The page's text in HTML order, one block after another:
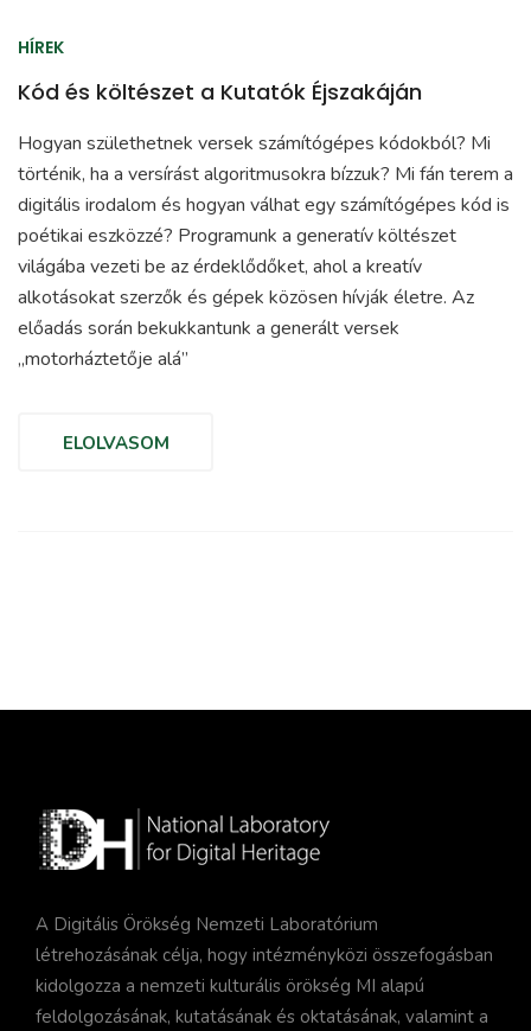
HÍREK
Kód és költészet a Kutatók Éjszakáján
Hogyan születhetnek versek számítógépes kódokból? Mi
történik, ha a versírást algoritmusokra bízzuk? Mi fán terem a
digitális irodalom és hogyan válhat egy számítógépes kód is
poétikai eszközzé? Programunk a generatív költészet
világába vezeti be az érdeklődőket, ahol a kreatív
alkotásokat szerzők és gépek közösen hívják életre. Az
előadás során bekukkantunk a generált versek
„motorháztetője alá”
ELOLVASOM
A Digitális Örökség Nemzeti Laboratórium
létrehozásának célja, hogy intézményközi összefogásban
kidolgozza a nemzeti kulturális örökség MI alapú
feldolgozásának, kutatásának és oktatásának, valamint a